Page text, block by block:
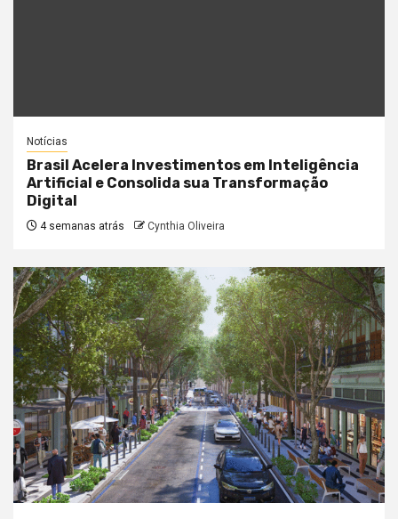
Notícias
Brasil Acelera Investimentos em Inteligência
Artificial e Consolida sua Transformação
Digital
4 semanas atrás Cynthia Oliveira